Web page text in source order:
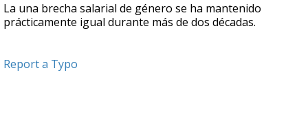
La una brecha salarial de género se ha mantenido
prácticamente igual durante más de dos décadas.
Report a Typo